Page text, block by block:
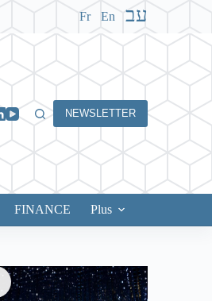
Fr En עב
NEWSLETTER
FINANCE Plus